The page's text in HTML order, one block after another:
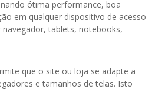
ótima performance, boa
em qualquer dispositivo de acesso
navegador, tablets, notebooks,
que o site ou loja se adapte a
e tamanhos de telas. Isto